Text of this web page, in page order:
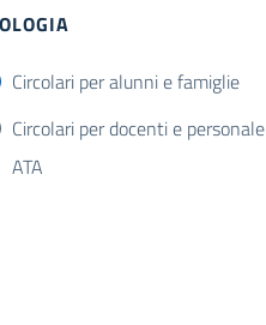
Circolari per alunni e famiglie
Circolari per docenti e personale
ATA